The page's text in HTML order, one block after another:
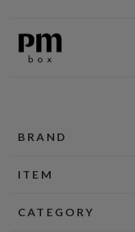
BRAND
ITEM
CATEGORY